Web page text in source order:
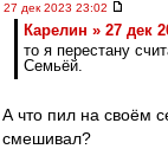
27 дек 2023 23:02
Карелин » 27 дек
то я перестану
Семьёй.
А что пил на своём
смешивал?